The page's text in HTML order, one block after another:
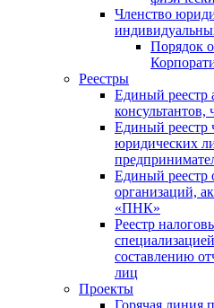
Членство
Порядок
Реестры
Единый реестр
Единый
юридических
Единый реестр
организаций,
«ПНК»
Реестр
составлению
лиц
Проекты
Горячая линия